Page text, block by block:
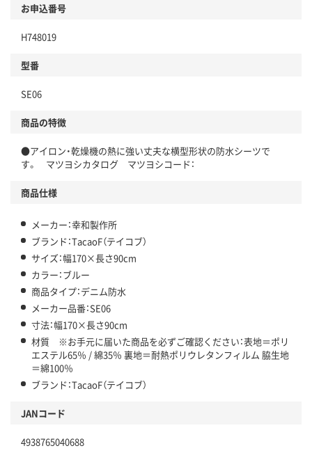
お申込番号
H748019
型番
SE06
商品の特徴
●アイロン・乾燥機の熱に強い丈夫な横型形状の防水シーツで
す。 マツヨシカタログ マツヨシコード：
商品仕様
メーカー：幸和製作所
ブランド：TacaoF（テイコブ）
サイズ：幅170×長さ90cm
カラー：ブルー
商品タイプ：デニム防水
メーカー品番：SE06
寸法：幅170×長さ90cm
材質 ※お手元に届いた商品を必ずご確認ください：表地＝ポリ
エステル65％ / 綿35％ 裏地＝耐熱ポリウレタンフィルム 脇生地
＝綿100％
ブランド：TacaoF（テイコブ）
JANコード
4938765040688